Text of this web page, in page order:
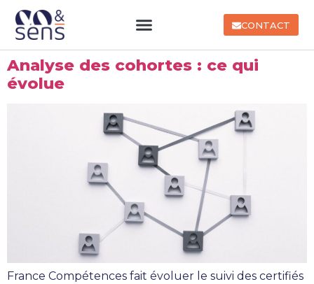
CONTACT
Analyse des cohortes : ce qui
évolue
France Compétences fait évoluer le suivi des certifiés